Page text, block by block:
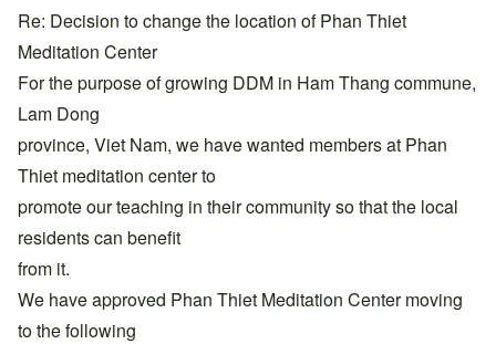
Re: Decision to change the location of Phan Thiet
Meditation Center
For the purpose of growing DDM in Ham Thang commune,
Lam Dong
province, Viet Nam, we have wanted members at Phan
Thiet meditation center to
promote our teaching in their community so that the local
residents can benefit
from it.
We have approved Phan Thiet Meditation Center moving
to the following